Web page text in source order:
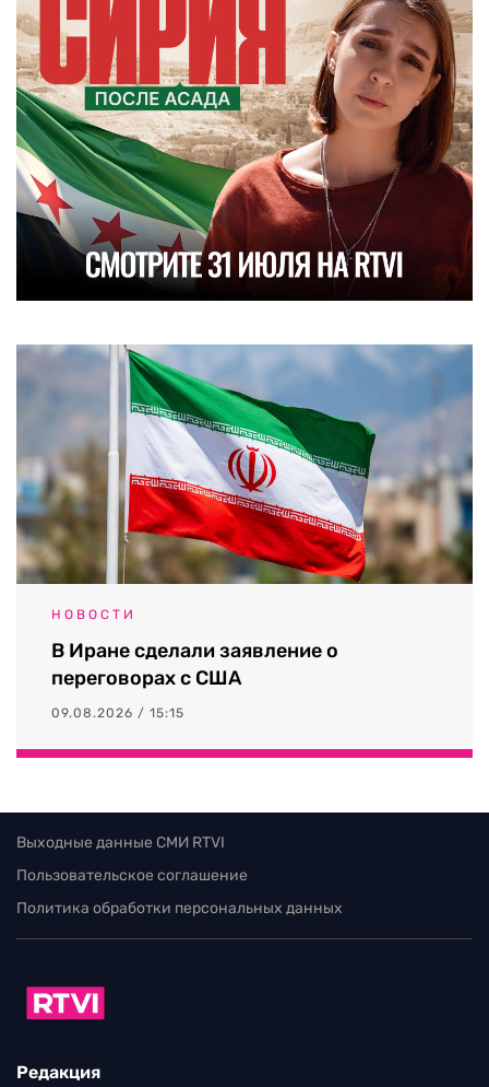
НОВОСТИ
В Иране сделали заявление о
переговорах с США
09.08.2026 / 15:15
Выходные данные СМИ RTVI
Пользовательское соглашение
Политика обработки персональных данных
Редакция